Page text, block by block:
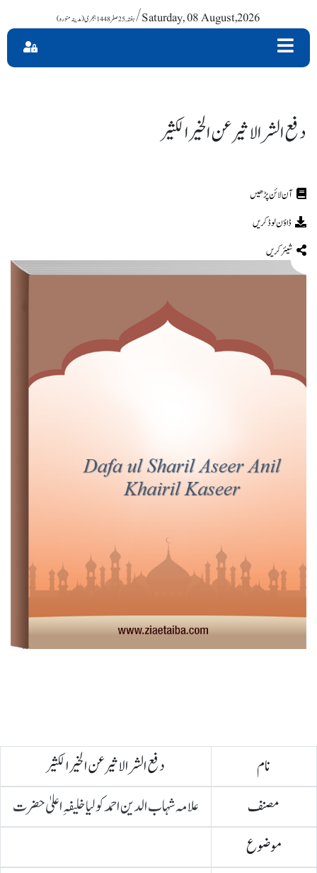
/ Saturday, 08 August,2026
دفع الشر الاثیر عن الخیر الکثیر
ڈاؤن لوڈ کریں
شیئر کریں
دفع الشر الاثیر عن الخیر الکثیر
نام
علامہ شہاب الدین احمد کولیا خلیفہِ اعلیٰ حضرت
مصنف
موضوع